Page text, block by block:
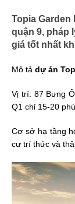
Topia Garden
quận 9, pháp
giá tốt nhất
Mô tả dự án
Vị trí: 87 Bưng
Q1 chỉ 15-20
Cơ sở hạ tầng
cư trí thức và